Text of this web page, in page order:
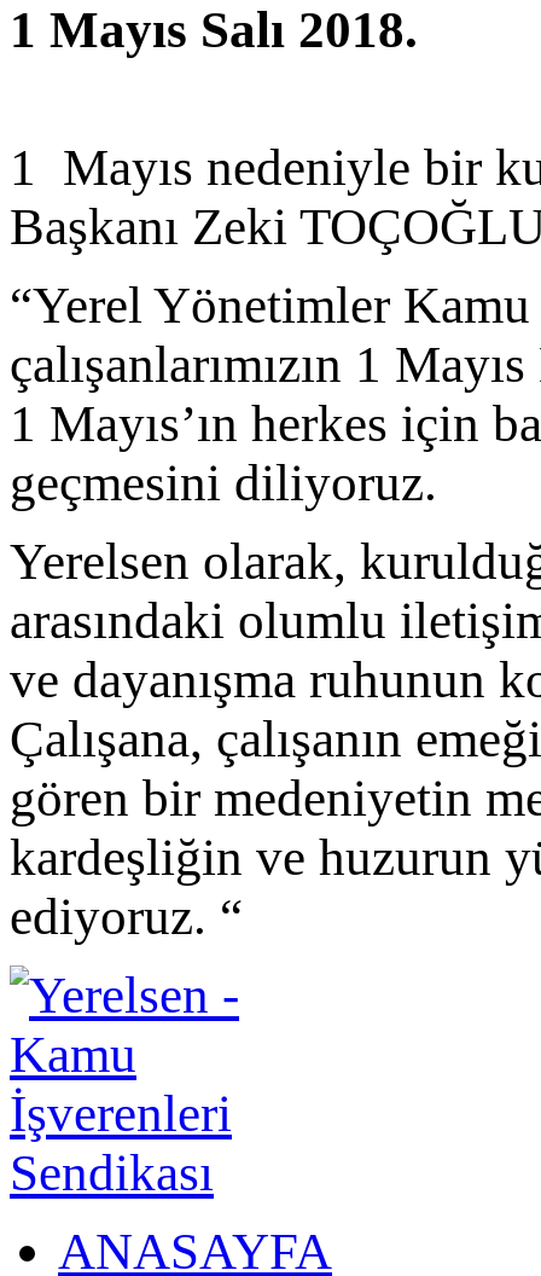
1 Mayıs Salı 2018.
1 Mayıs nedeniyle bir
Başkanı Zeki
“Yerel Yönetimler
çalışanlarımızın 1
1 Mayıs’ın herkes için
geçmesini diliyoruz.
Yerelsen olarak,
arasındaki olumlu
ve dayanışma ruhunun
Çalışana, çalışanın
gören bir medeniyetin
kardeşliğin ve huzurun
ediyoruz. “
ANASAYFA